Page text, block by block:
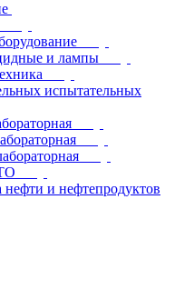
и лампы
испытательных
и нефтепродуктов